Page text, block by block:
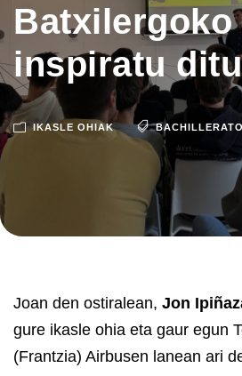
Batxilergoko
inspiratu ditu
IKASLE OHIAK BACHILLERATO
Joan den ostiralean, Jon
gure ikasle ohia eta gaur egun
(Frantzia) Airbusen lanean ari